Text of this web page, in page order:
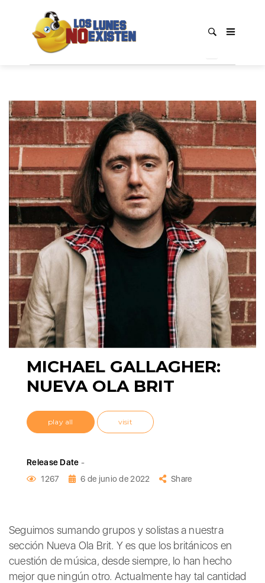
MICHAEL GALLAGHER:
NUEVA OLA BRIT
play all visit
Release Date -
1267
6 de junio de 2022 Share
Seguimos sumando grupos y solistas a nuestra
sección Nueva Ola Brit. Y es que los británicos en
cuestión de música, desde siempre, lo han hecho
mejor que ningún otro. Actualmente hay tal cantidad